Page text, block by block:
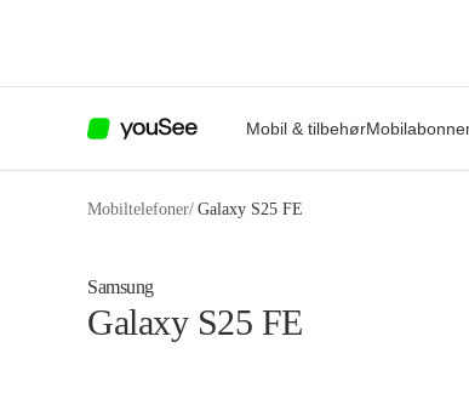
Mobil & tilbehør
Mobiltelefoner/ Galaxy S25 FE
Samsung
Galaxy S25 FE